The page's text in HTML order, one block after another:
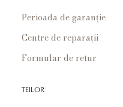
Perioada de garanție
Centre de reparații
Formular de retur
TEILOR